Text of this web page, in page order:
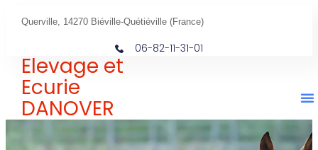
Querville, 14270 Biéville-Quétiéville (France)
06-82-11-31-01
Elevage et
Ecurie
DANOVER